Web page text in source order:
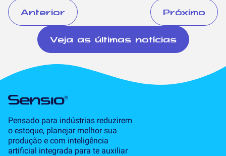
Anterior Próximo
Veja as últimas notícias
Pensado para indústrias reduzirem
o estoque, planejar melhor sua
produção e com inteligência
artificial integrada para te auxiliar